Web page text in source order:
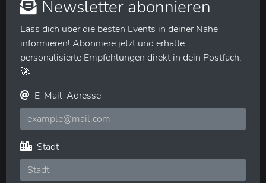
Newsletter abonnieren
Lass dich über die besten Events in deiner Nähe
informieren! Abonniere jetzt und erhalte
personalisierte Empfehlungen direkt in dein Postfach.
🚀
E-Mail-Adresse
Stadt